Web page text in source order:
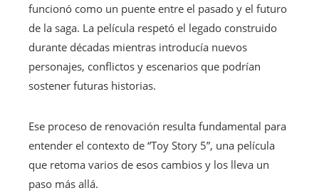
funcionó como un puente entre el pasado y el futuro
de la saga. La película respetó el legado construido
durante décadas mientras introducía nuevos
personajes, conflictos y escenarios que podrían
sostener futuras historias.
Ese proceso de renovación resulta fundamental para
entender el contexto de “Toy Story 5”, una película
que retoma varios de esos cambios y los lleva un
paso más allá.